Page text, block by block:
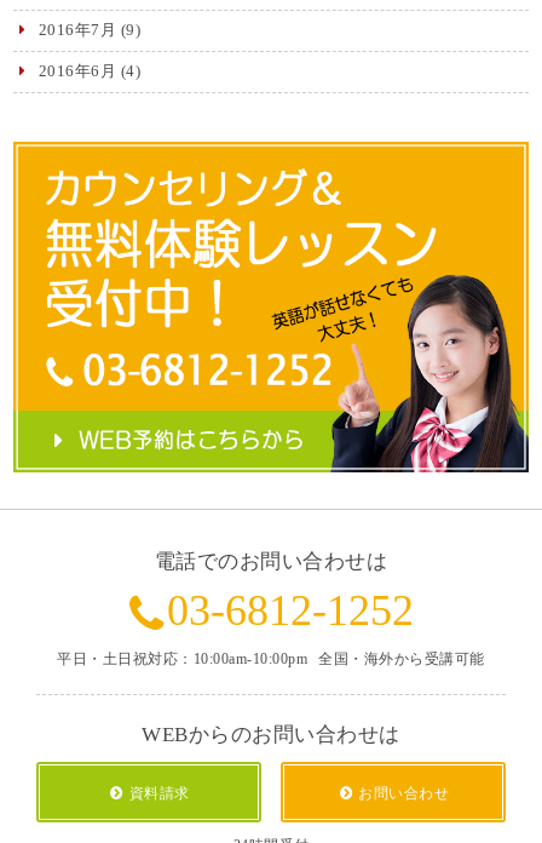
2016年7月 (9)
2016年6月 (4)
電話でのお問い合わせは
03-6812-1252
平日・土日祝対応：10:00am-10:00pm全国・海外から受講可能
WEBからのお問い合わせは
資料請求 お問い合わせ